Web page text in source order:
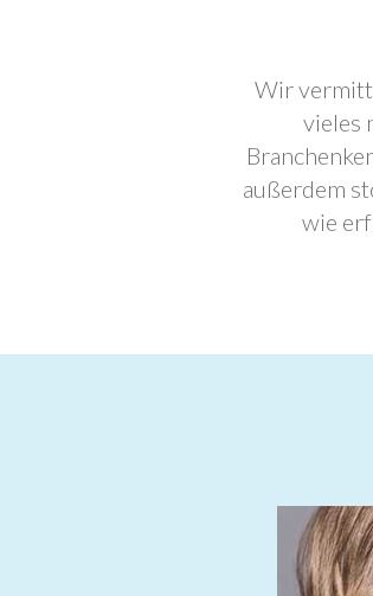
Wir
vieles
außerdem
wie